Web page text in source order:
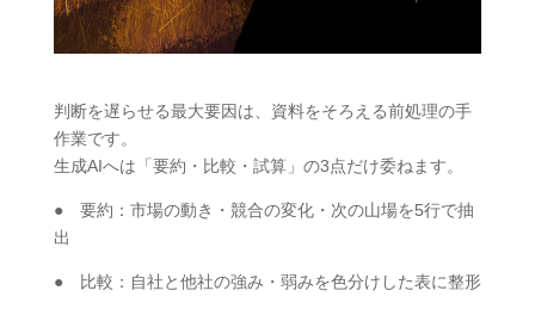
判断を遅らせる最大要因は、資料をそろえる前処理の手
作業です。
生成AIへは「要約・比較・試算」の3点だけ委ねます。
● 要約：市場の動き・競合の変化・次の山場を5行で抽
出
● 比較：自社と他社の強み・弱みを色分けした表に整形